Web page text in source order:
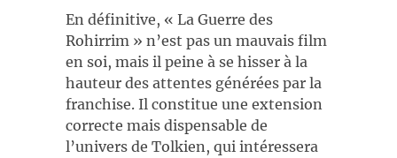
En définitive, « La Guerre des
Rohirrim » n’est pas un mauvais film
en soi, mais il peine à se hisser à la
hauteur des attentes générées par la
franchise. Il constitue une extension
correcte mais dispensable de
l’univers de Tolkien, qui intéressera